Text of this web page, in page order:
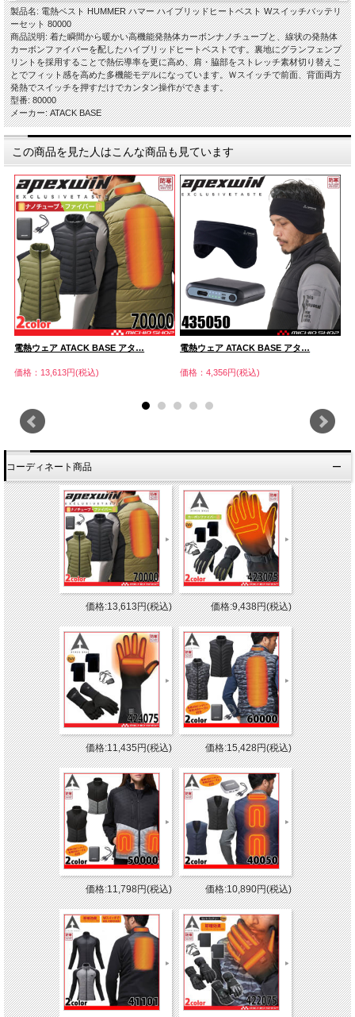
製品名: 電熱ベスト HUMMER ハマー ハイブリッドヒートベスト Wスイッチバッテリ
ーセット 80000
商品説明: 着た瞬間から暖かい高機能発熱体カーボンナノチューブと、線状の発熱体
カーボンファイバーを配したハイブリッドヒートベストです。裏地にグランフェンプ
リントを採用することで熱伝導率を更に高め、肩・脇部をストレッチ素材切り替えこ
とでフィット感を高めた多機能モデルになっています。Ｗスイッチで前面、背面両方
発熱でスイッチを押すだけでカンタン操作ができます。
型番: 80000
メーカー: ATACK BASE
この商品を見た人はこんな商品も見ています
電熱ウェア ATACK BASE アタ…
価格：13,613円(税込)
電熱ウェア ATACK BASE アタ…
価格：4,356円(税込)
コーディネート商品
価格:13,613円(税込) 価格:9,438円(税込)
価格:11,435円(税込) 価格:15,428円(税込)
価格:11,798円(税込) 価格:10,890円(税込)